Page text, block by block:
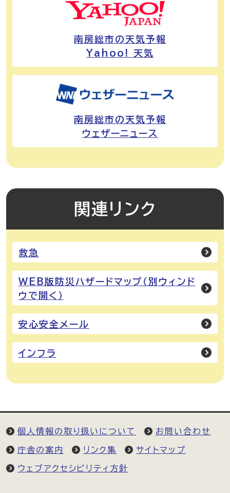
南房総市の天気予報
Yahoo! 天気
南房総市の天気予報
ウェザーニュース
関連リンク
救急
WEB版防災ハザードマップ（別ウィンド
ウで開く）
安心安全メール
インフラ
個人情報の取り扱いについて お問い合わせ
庁舎の案内 リンク集 サイトマップ
ウェブアクセシビリティ方針